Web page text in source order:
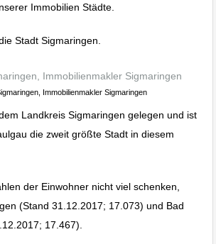
Immobilien Städte.
Stadt Sigmaringen.
Immobilienmakler Sigmaringen
Landkreis Sigmaringen gelegen und ist
die zweit größte Stadt in diesem
der Einwohner nicht viel schenken,
(Stand 31.12.2017; 17.073) und Bad
17.467)